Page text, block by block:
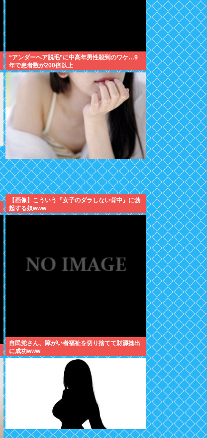
“アンダーヘア脱毛”に中高年男性殺到のワケ…9
年で患者数が200倍以上
【画像】こういう『女子のダラしない背中』に勃
起する奴www
自民党さん、障がい者福祉を切り捨てて財源捻出
に成功www